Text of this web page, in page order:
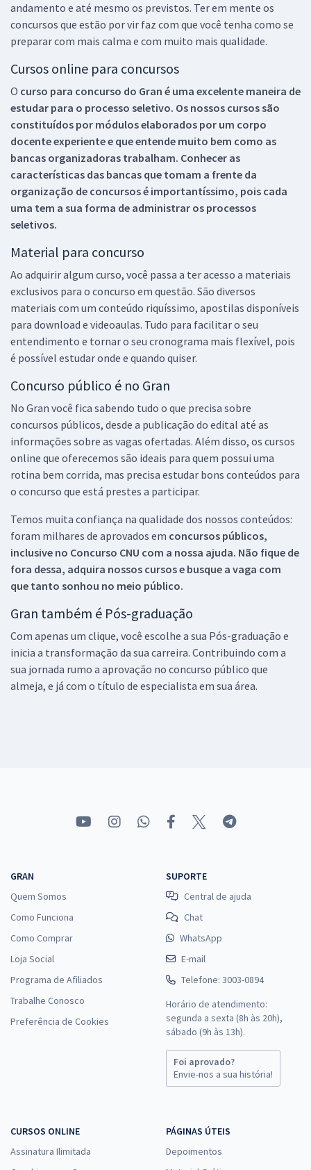
andamento e até mesmo os previstos. Ter em mente os
concursos que estão por vir faz com que você tenha como se
preparar com mais calma e com muito mais qualidade.
Cursos online para concursos
O curso para concurso do Gran é uma excelente maneira de
estudar para o processo seletivo. Os nossos cursos são
constituídos por módulos elaborados por um corpo
docente experiente e que entende muito bem como as
bancas organizadoras trabalham. Conhecer as
características das bancas que tomam a frente da
organização de concursos é importantíssimo, pois cada
uma tem a sua forma de administrar os processos
seletivos.
Material para concurso
Ao adquirir algum curso, você passa a ter acesso a materiais
exclusivos para o concurso em questão. São diversos
materiais com um conteúdo riquíssimo, apostilas disponíveis
para download e videoaulas. Tudo para facilitar o seu
entendimento e tornar o seu cronograma mais flexível, pois
é possível estudar onde e quando quiser.
Concurso público é no Gran
No Gran você fica sabendo tudo o que precisa sobre
concursos públicos, desde a publicação do edital até as
informações sobre as vagas ofertadas. Além disso, os cursos
online que oferecemos são ideais para quem possui uma
rotina bem corrida, mas precisa estudar bons conteúdos para
o concurso que está prestes a participar.
Temos muita confiança na qualidade dos nossos conteúdos:
foram milhares de aprovados em concursos públicos,
inclusive no Concurso CNU com a nossa ajuda. Não fique de
fora dessa, adquira nossos cursos e busque a vaga com
que tanto sonhou no meio público.
Gran também é Pós-graduação
Com apenas um clique, você escolhe a sua Pós-graduação e
inicia a transformação da sua carreira. Contribuindo com a
sua jornada rumo a aprovação no concurso público que
almeja, e já com o título de especialista em sua área.
GRAN
Quem Somos
Como Funciona
Como Comprar
Loja Social
Programa de Afiliados
Trabalhe Conosco
Preferência de Cookies
SUPORTE
Central de ajuda
Chat
WhatsApp
E-mail
Telefone: 3003-0894
Horário de atendimento:
segunda a sexta (8h às 20h),
sábado (9h às 13h).
Foi aprovado?
Envie-nos a sua história!
CURSOS ONLINE
Assinatura Ilimitada
PÁGINAS ÚTEIS
Depoimentos